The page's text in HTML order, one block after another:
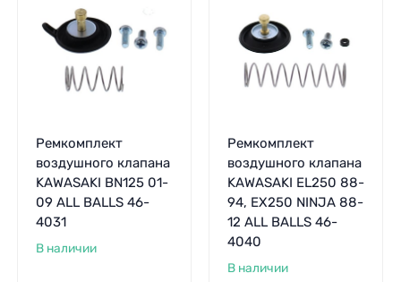
Ремкомплект
воздушного клапана
KAWASAKI BN125 01-
09 ALL BALLS 46-
4031
В наличии
Ремкомплект
воздушного клапана
KAWASAKI EL250 88-
94, EX250 NINJA 88-
12 ALL BALLS 46-
4040
В наличии